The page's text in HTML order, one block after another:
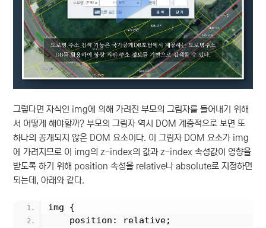
그렇다면 자식인 img에 의해 가려진 부모의 그림자를 들어내기 위해
서 어떻게 해야할까? 부모의 그림자 역시 DOM 계층적으로 보면 또
하나의 공개되지 않은 DOM 요소이다. 이 그림자 DOM 요소가 img
에 가려지므로 이 img의 z-index의 값과 z-index 속성값이 영향을
받도록 하기 위해 position 속성을 relative나 absolute로 지정하면
되는데, 아래와 같다.
img {
    position: relative;